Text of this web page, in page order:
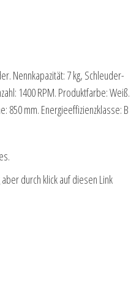
Nennkapazität: 7 kg, Schleuder-
1400 RPM. Produktfarbe: Weiß.
850 mm. Energieeffizienzklasse: B
durch klick auf diesen Link